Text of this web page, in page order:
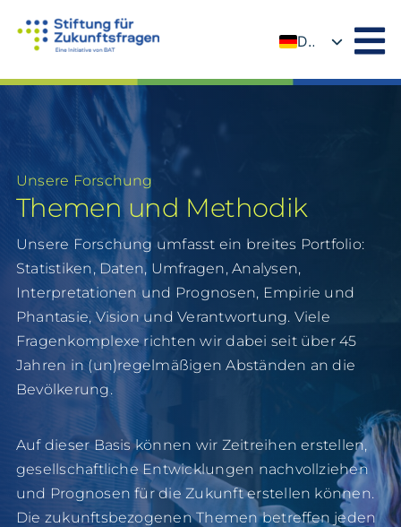
Inhalt
DE
Unsere Forschung
Themen und Methodik
Unsere Forschung umfasst ein breites Portfolio:
Statistiken, Daten, Umfragen, Analysen,
Interpretationen und Prognosen, Empirie und
Phantasie, Vision und Verantwortung. Viele
Fragenkomplexe richten wir dabei seit über 45
Jahren in (un)regelmäßigen Abständen an die
Bevölkerung.
Auf dieser Basis können wir Zeitreihen erstellen,
gesellschaftliche Entwicklungen nachvollziehen
und Prognosen für die Zukunft erstellen können.
Die zukunftsbezogenen Themen betreffen jeden